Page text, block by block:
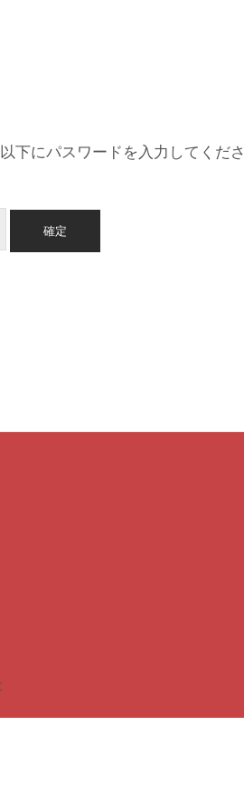
下にパスワードを入力してくださ